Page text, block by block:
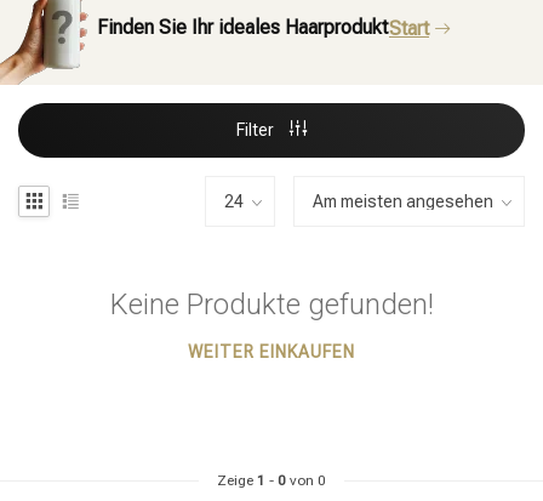
Finden Sie Ihr ideales HaarproduktStart
Filter
Keine Produkte gefunden!
WEITER EINKAUFEN
Zeige 1 - 0 von 0